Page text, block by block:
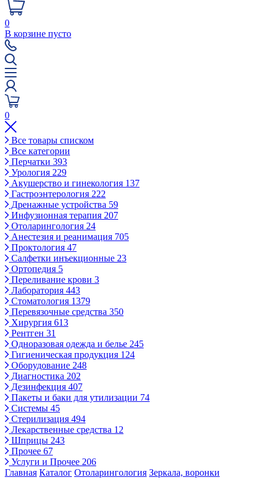
0
В корзине пусто
0
Все товары списком
Все категории
Перчатки 393
Урология 229
Акушерство и гинекология 137
Гастроэнтерология 222
Дренажные устройства 59
Инфузионная терапия 207
Отоларингология 24
Анестезия и реанимация 705
Проктология 47
Салфетки инъекционные 23
Ортопедия 5
Переливание крови 3
Лаборатория 443
Стоматология 1379
Перевязочные средства 350
Хирургия 613
Рентген 31
Одноразовая одежда и белье 245
Гигиеническая продукция 124
Оборудование 248
Диагностика 202
Дезинфекция 407
Пакеты и баки для утилизации 74
Системы 45
Стерилизация 494
Лекарственные средства 12
Шприцы 243
Прочее 67
Услуги и Прочее 206
Главная Каталог Отоларингология Зеркала, воронки